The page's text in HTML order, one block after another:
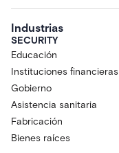
Industrias
SECURITY
Educación
Instituciones financieras
Gobierno
Asistencia sanitaria
Fabricación
Bienes raíces